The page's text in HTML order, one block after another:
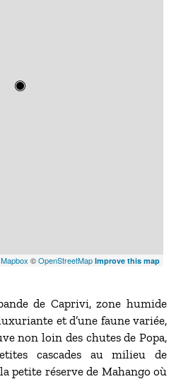
Mapbox ©OpenStreetMap Improve this map
de Caprivi, zone humide
et d’une faune variée,
non loin des chutes de Popa,
cascades au milieu de
petite réserve de Mahango où